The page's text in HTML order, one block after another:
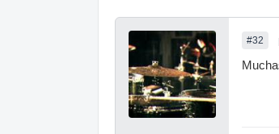
#32